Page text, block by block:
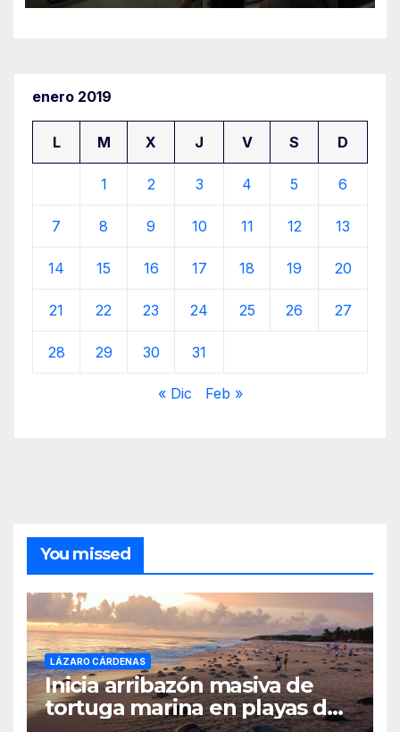
enero 2019
L M X J V S D
1 2 3 4 5 6
7 8 9 10 11 12 13
14 15 16 17 18 19 20
21 22 23 24 25 26 27
28 29 30 31
« Dic Feb »
You missed
LÁZARO CÁRDENAS
Inicia arribazón masiva de
tortuga marina en playas de